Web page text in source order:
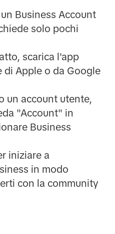
Business Account
solo pochi
scarica l'app
di Apple o da Google
un account utente,
"Account" in
Business
iniziare a
in modo
con la community